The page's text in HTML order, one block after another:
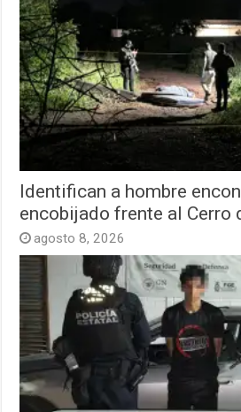
Identifican a hombre
encobijado frente al Cerro
agosto 8, 2026